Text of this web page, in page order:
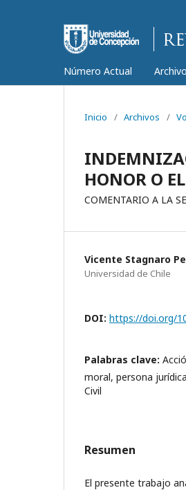
Número Actual
Inicio / Archivos /
HONOR O
COMENTARIO A LA
Vicente Stagnaro
Universidad de Chile
DOI: https://doi.org/
Palabras clave:
moral, persona
Civil
Resumen
El presente trabajo